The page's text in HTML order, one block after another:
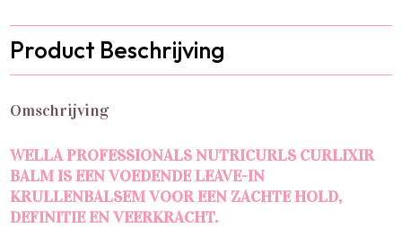
Product Beschrijving
Omschrijving
WELLA PROFESSIONALS NUTRICURLS CURLIXIR
BALM IS EEN VOEDENDE LEAVE-IN
KRULLENBALSEM VOOR EEN ZACHTE HOLD,
DEFINITIE EN VEERKRACHT.